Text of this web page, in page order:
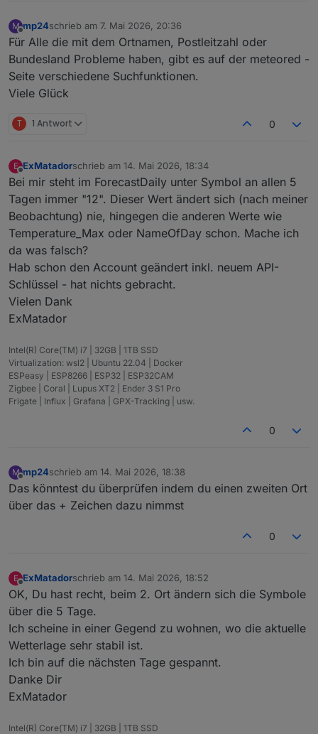
M
Offline
mp24schrieb am 7. Mai 2026, 20:36
zuletzt editiert von
Für Alle die mit dem Ortnamen, Postleitzahl oder
Bundesland Probleme haben, gibt es auf der meteored -
Seite verschiedene Suchfunktionen.
Viele Glück
T 1 Antwort 0
E
Offline
ExMatadorschrieb am 14. Mai 2026, 18:34
zuletzt editiert von
Bei mir steht im ForecastDaily unter Symbol an allen 5
Tagen immer "12". Dieser Wert ändert sich (nach meiner
Beobachtung) nie, hingegen die anderen Werte wie
Temperature_Max oder NameOfDay schon. Mache ich
da was falsch?
Hab schon den Account geändert inkl. neuem API-
Schlüssel - hat nichts gebracht.
Vielen Dank
ExMatador
Intel(R) Core(TM) i7 | 32GB | 1TB SSD
Virtualization: wsl2 | Ubuntu 22.04 | Docker
ESPeasy | ESP8266 | ESP32 | ESP32CAM
Zigbee | Coral | Lupus XT2 | Ender 3 S1 Pro
Frigate | Influx | Grafana | GPX-Tracking | usw.
0
M
Offline
mp24schrieb am 14. Mai 2026, 18:38
zuletzt editiert von
Das könntest du überprüfen indem du einen zweiten Ort
über das + Zeichen dazu nimmst
0
E
Offline
ExMatadorschrieb am 14. Mai 2026, 18:52
zuletzt editiert von
OK, Du hast recht, beim 2. Ort ändern sich die Symbole
über die 5 Tage.
Ich scheine in einer Gegend zu wohnen, wo die aktuelle
Wetterlage sehr stabil ist.
Ich bin auf die nächsten Tage gespannt.
Danke Dir
ExMatador
Intel(R) Core(TM) i7 | 32GB | 1TB SSD